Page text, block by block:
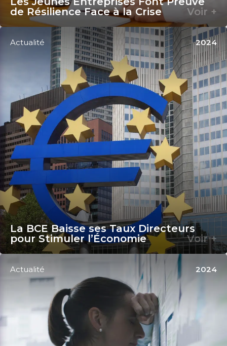
de Résilience Face à la Crise
Voir +
Actualité 2024
La BCE Baisse ses Taux Directeurs
pour Stimuler l’Économie
Voir +
Actualité 2024